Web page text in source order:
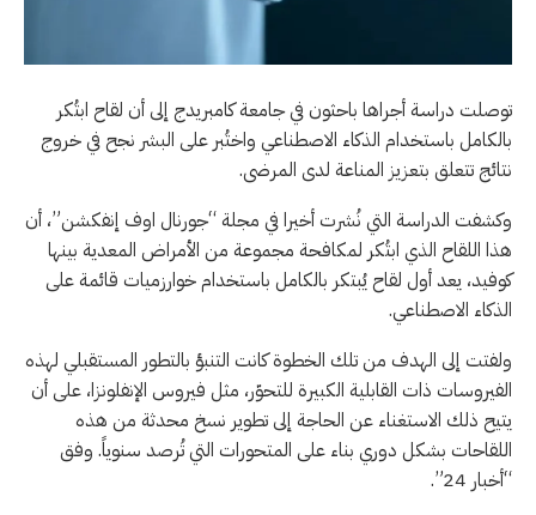
توصلت دراسة أجراها باحثون في جامعة كامبريدج إلى أن لقاح ابتُكر
بالكامل باستخدام الذكاء الاصطناعي واختُبر على البشر نجح في خروج
نتائج تتعلق بتعزيز المناعة لدى المرضى.
وكشفت الدراسة التي نُشرت أخيرا في مجلة “جورنال اوف إنفكشن”، أن
هذا اللقاح الذي ابتُكر لمكافحة مجموعة من الأمراض المعدية بينها
كوفيد، يعد أول لقاح يُبتكر بالكامل باستخدام خوارزميات قائمة على
الذكاء الاصطناعي.
ولفتت إلى الهدف من تلك الخطوة كانت التنبؤ بالتطور المستقبلي لهذه
الفيروسات ذات القابلية الكبيرة للتحوّر، مثل فيروس الإنفلونزا، على أن
يتيح ذلك الاستغناء عن الحاجة إلى تطوير نسخ محدثة من هذه
اللقاحات بشكل دوري بناء على المتحورات التي تُرصد سنوياً. وفق
“أخبار 24”.